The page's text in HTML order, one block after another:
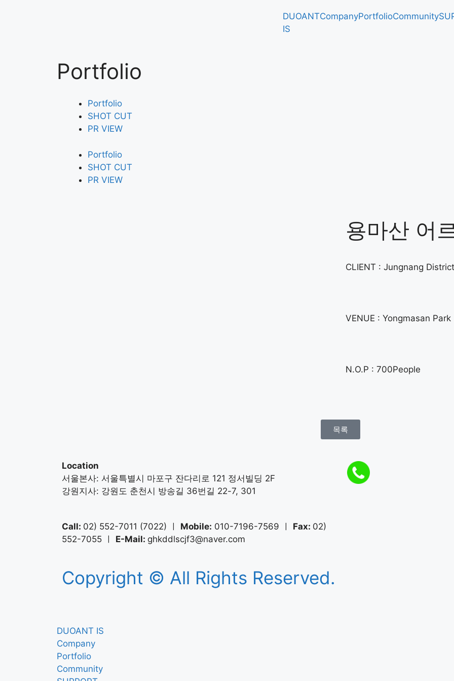
DUOANT
IS
CompanyPortfolioCommunity
Portfolio
Portfolio
SHOT CUT
PR VIEW
Portfolio
SHOT CUT
PR VIEW
용마산 어
CLIENT : Jungnang District
VENUE : Yongmasan Park
N.O.P : 700People
목록
Location
서울본사: 서울특별시 마포구 잔다리로 121 정서빌딩 2F
강원지사: 강원도 춘천시 방송길 36번길 22-7, 301
Call: 02) 552-7011 (7022) ㅣ Mobile: 010-7196-7569 ㅣ Fax: 02)
552-7055 ㅣ E-Mail: ghkddlscjf3@naver.com
Copyright © All Rights Reserved.
DUOANT IS
Company
Portfolio
Community